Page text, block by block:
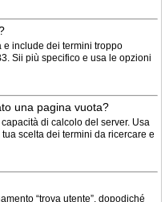
e include dei termini troppo
Sii più specifico e usa le opzioni
una pagina vuota?
di calcolo del server. Usa
scelta dei termini da ricercare e
“trova utente”, dopodiché